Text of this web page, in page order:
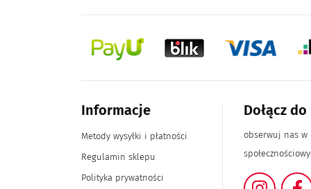
Informacje
Metody wysyłki i płatności
Regulamin sklepu
Polityka prywatności
Dołącz do
obserwuj nas w